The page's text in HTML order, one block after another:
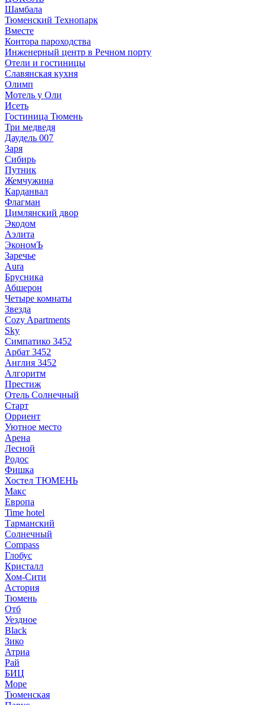
Шамбала
Тюменский Технопарк
Вместе
Контора пароходства
Инженерный центр в Речном порту
Отели и гостиницы
Славянская кухня
Олимп
Мотель у Оли
Исеть
Гостиница Тюмень
Три медведя
Даудель 007
Заря
Сибирь
Путник
Жемчужина
Карданвал
Флагман
Цимлянский двор
Экодом
Аэлита
ЭкономЪ
Заречье
Aura
Брусника
Абшерон
Четыре комнаты
Звезда
Cozy Apartments
Sky
Симпатико 3452
Арбат 3452
Англия 3452
Алгоритм
Престиж
Отель Солнечный
Старт
Орриент
Уютное место
Арена
Лесной
Родос
Фишка
Хостел ТЮМЕНЬ
Макс
Европа
Time hotel
Тарманский
Солнечный
Compass
Глобус
Кристалл
Хом-Сити
Астория
Тюмень
Отб
Уездное
Black
Зико
Атриа
Рай
БИЦ
Море
Тюменская